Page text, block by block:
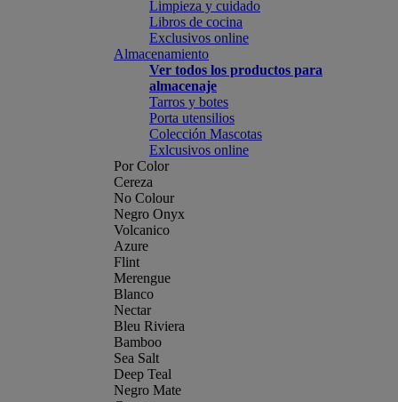
Limpieza y cuidado
Libros de cocina
Exclusivos online
Almacenamiento
Ver todos los productos para
almacenaje
Tarros y botes
Porta utensilios
Colección Mascotas
Exlcusivos online
Por Color
Cereza
No Colour
Negro Onyx
Volcanico
Azure
Flint
Merengue
Blanco
Nectar
Bleu Riviera
Bamboo
Sea Salt
Deep Teal
Negro Mate